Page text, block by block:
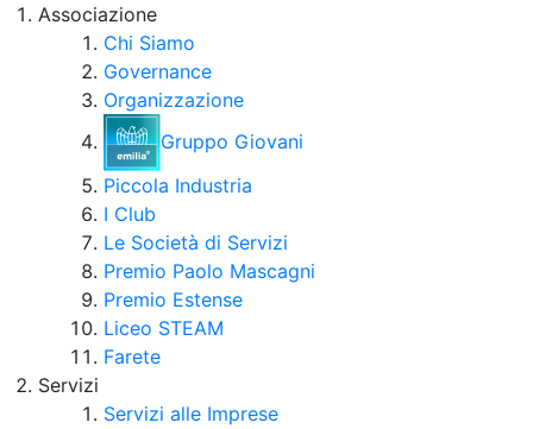
Associazione
Chi Siamo
Governance
Organizzazione
Gruppo Giovani
Piccola Industria
I Club
Le Società di Servizi
Premio Paolo Mascagni
Premio Estense
Liceo STEAM
Farete
Servizi
Servizi alle Imprese